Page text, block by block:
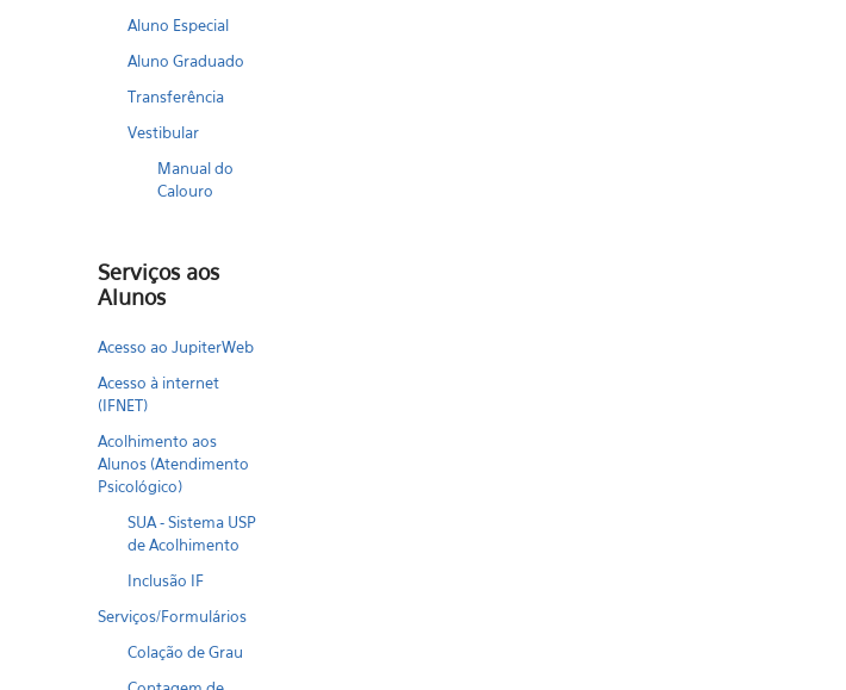
Aluno Especial
Aluno Graduado
Transferência
Vestibular
Manual do
Calouro
Serviços aos
Alunos
Acesso ao JupiterWeb
Acesso à internet
(IFNET)
Acolhimento aos
Alunos (Atendimento
Psicológico)
SUA - Sistema USP
de Acolhimento
Inclusão IF
Serviços/Formulários
Colação de Grau